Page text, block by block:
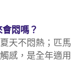
悶嗎？
天不悶熱；匹馬
感，是全年適用